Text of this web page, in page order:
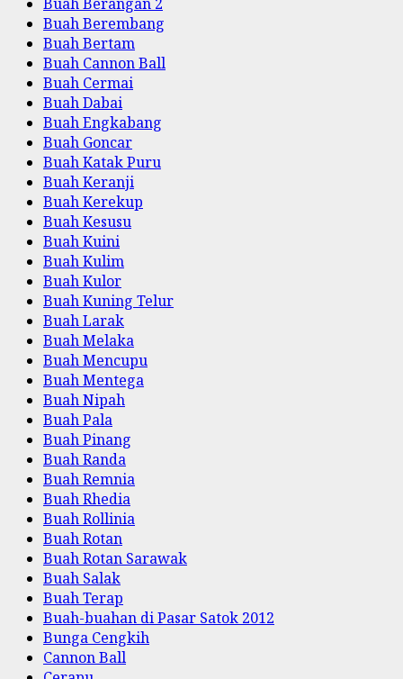
Buah Berembang
Buah Bertam
Buah Cannon Ball
Buah Cermai
Buah Dabai
Buah Engkabang
Buah Goncar
Buah Katak Puru
Buah Keranji
Buah Kerekup
Buah Kesusu
Buah Kuini
Buah Kulim
Buah Kulor
Buah Kuning Telur
Buah Larak
Buah Melaka
Buah Mencupu
Buah Mentega
Buah Nipah
Buah Pala
Buah Pinang
Buah Randa
Buah Remnia
Buah Rhedia
Buah Rollinia
Buah Rotan
Buah Rotan Sarawak
Buah Salak
Buah Terap
Buah-buahan di Pasar Satok 2012
Bunga Cengkih
Cannon Ball